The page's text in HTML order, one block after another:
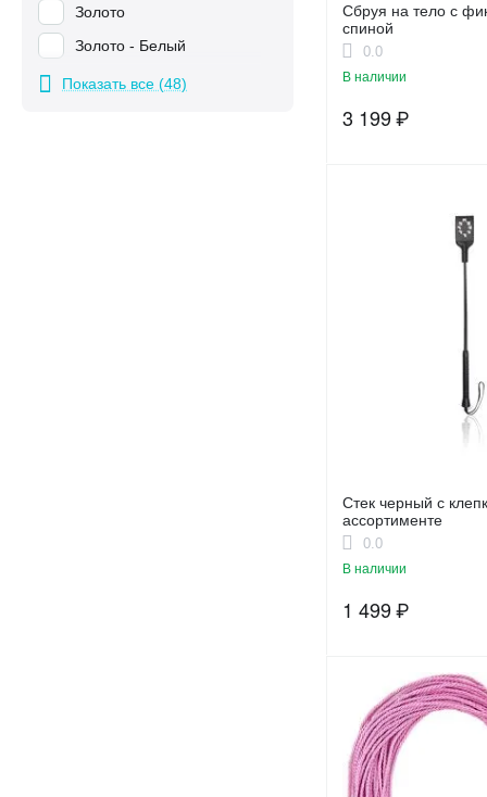
Сбруя на тело с
спиной
0.0
В наличии
3 199₽
Стек черный с
ассортименте
0.0
В наличии
1 499₽
Золото
Золото - Белый
Золото - Серый
Показать все (48)